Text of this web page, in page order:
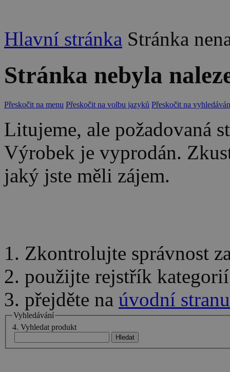
Hlavní stránka Stránka
Stránka nebyla
Přeskočit na menu Přeskočit na volbu jazyků Přeskočit na
Litujeme, ale požadovaná
Výrobek je vyprodán.
jaký jste měli zájem.
1. Zkontrolujte správnost
2. použijte rejstřík
3. přejděte na úvodní stranu
4. Vyhledat produkt
Vyhledávání